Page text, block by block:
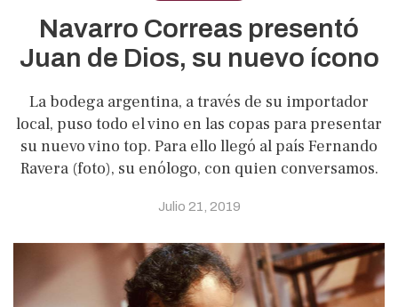
Navarro Correas presentó
Juan de Dios, su nuevo ícono
La bodega argentina, a través de su importador
local, puso todo el vino en las copas para presentar
su nuevo vino top. Para ello llegó al país Fernando
Ravera (foto), su enólogo, con quien conversamos.
Julio 21, 2019